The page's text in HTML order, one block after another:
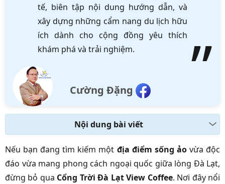
tế, biên tập nội dung hướng dẫn, và
xây dựng những cẩm nang du lịch hữu
ích dành cho cộng đồng yêu thích
khám phá và trải nghiệm.
Cường Đặng
Nội dung bài viết
Nếu bạn đang tìm kiếm một địa điểm sống ảovừa độc
đáo vừa mang phong cách ngoại quốc giữa lòng Đà Lạt,
đừng bỏ qua Cổng Trời Đà Lạt View Coffee. Nơi đây nổi